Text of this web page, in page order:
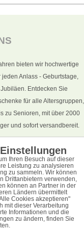
bieten wir hochwertige
Anlass - Geburtstage,
Entdecken Sie
für alle Altersgruppen,
zu Senioren, mit über 2000
und sofort versandbereit.
Ihren Besuch auf dieser
Leistung zu analysieren
zu sammeln. Wir können
Drittanbietern verwenden,
können an Partner in der
Ländern übermittelt
Cookies akzeptieren"
mit dieser Verarbeitung
Informationen und die
zu ändern, finden Sie